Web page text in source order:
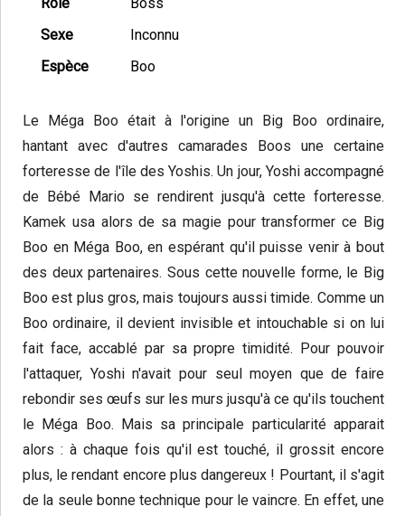
Sexe
Inconnu
Espèce
Boo
Le Méga Boo était à l'origine un Big Boo ordinaire,
hantant avec d'autres camarades Boos une certaine
forteresse de l'île des Yoshis. Un jour, Yoshi accompagné
de Bébé Mario se rendirent jusqu'à cette forteresse.
Kamek usa alors de sa magie pour transformer ce Big
Boo en Méga Boo, en espérant qu'il puisse venir à bout
des deux partenaires. Sous cette nouvelle forme, le Big
Boo est plus gros, mais toujours aussi timide. Comme un
Boo ordinaire, il devient invisible et intouchable si on lui
fait face, accablé par sa propre timidité. Pour pouvoir
l'attaquer, Yoshi n'avait pour seul moyen que de faire
rebondir ses œufs sur les murs jusqu'à ce qu'ils touchent
le Méga Boo. Mais sa principale particularité apparait
alors : à chaque fois qu'il est touché, il grossit encore
plus, le rendant encore plus dangereux ! Pourtant, il s'agit
de la seule bonne technique pour le vaincre. En effet, une